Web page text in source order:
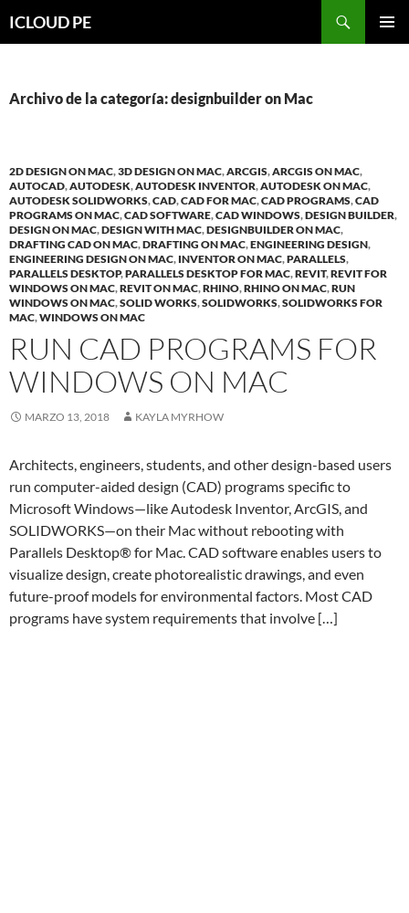
hacia
ICLOUD PE
Archivo de la categoría: designbuilder on Mac
2D DESIGN ON MAC,3D DESIGN ON MAC,ARCGIS,ARCGIS ON MAC,
AUTOCAD,AUTODESK,AUTODESK INVENTOR,AUTODESK ON MAC,
AUTODESK SOLIDWORKS,CAD,CAD FOR MAC,CAD PROGRAMS,CAD
PROGRAMS ON MAC,CAD SOFTWARE,CAD WINDOWS,DESIGN BUILDER,
DESIGN ON MAC,DESIGN WITH MAC,DESIGNBUILDER ON MAC,
DRAFTING CAD ON MAC,DRAFTING ON MAC,ENGINEERING DESIGN,
ENGINEERING DESIGN ON MAC, INVENTOR ON MAC,PARALLELS,
PARALLELS DESKTOP,PARALLELS DESKTOP FOR MAC,REVIT,REVIT FOR
WINDOWS ON MAC,REVIT ON MAC,RHINO,RHINO ON MAC,RUN
WINDOWS ON MAC,SOLID WORKS,SOLIDWORKS,SOLIDWORKS FOR
MAC,WINDOWS ON MAC
RUN CAD PROGRAMS FOR
WINDOWS ON MAC
MARZO 13, 2018 KAYLA MYRHOW
Architects, engineers, students, and other design-based users
run computer-aided design (CAD) programs specific to
Microsoft Windows—like Autodesk Inventor, ArcGIS, and
SOLIDWORKS—on their Mac without rebooting with
Parallels Desktop® for Mac. CAD software enables users to
visualize design, create photorealistic drawings, and even
future-proof models for environmental factors. Most CAD
programs have system requirements that involve […]